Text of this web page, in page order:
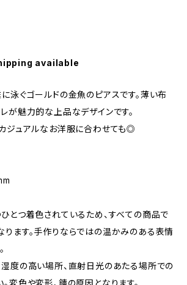
available
泳ぐゴールドの金魚のピアスです。薄い布
が魅力的な上品なデザインです。
ジュアルなお洋服に合わせても◎
とつ着色されているため、すべての商品で
ます。手作りならではの温かみのある表情
度の高い場所、直射日光のあたる場所での
変色や変形、錆の原因となります。